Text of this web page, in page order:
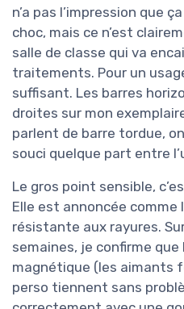
n’a pas l’impression que
choc, mais ce n’est
salle de classe qui va
traitements. Pour un
suffisant. Les barres
droites sur mon
parlent de barre tordue,
souci quelque part entre
Le gros point sensible,
Elle est annoncée
résistante aux rayures.
semaines, je confirme
magnétique (les aimants
perso tiennent sans